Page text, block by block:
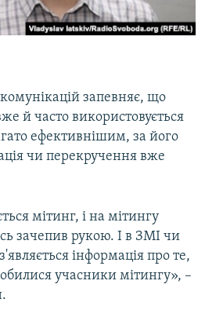
запевняє, що
й часто використовується
ефективнішим, за його
чи перекручення вже
мітинг, і на мітингу
зачепив рукою. І в ЗМІ чи
інформація про те,
учасники мітингу», –